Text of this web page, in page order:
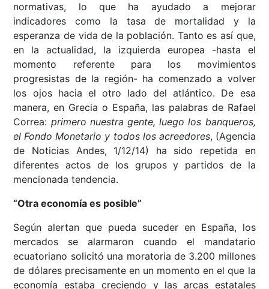
normativas, lo que ha ayudado a mejorar
indicadores como la tasa de mortalidad y la
esperanza de vida de la población. Tanto es así que,
en la actualidad, la izquierda europea -hasta el
momento referente para los movimientos
progresistas de la región- ha comenzado a volver
los ojos hacia el otro lado del atlántico. De esa
manera, en Grecia o España, las palabras de Rafael
Correa: primero nuestra gente, luego los banqueros,
el Fondo Monetario y todos los acreedores, (Agencia
de Noticias Andes, 1/12/14) ha sido repetida en
diferentes actos de los grupos y partidos de la
mencionada tendencia.
“Otra economía es posible”
Según alertan que pueda suceder en España, los
mercados se alarmaron cuando el mandatario
ecuatoriano solicitó una moratoria de 3.200 millones
de dólares precisamente en un momento en el que la
economía estaba creciendo y las arcas estatales